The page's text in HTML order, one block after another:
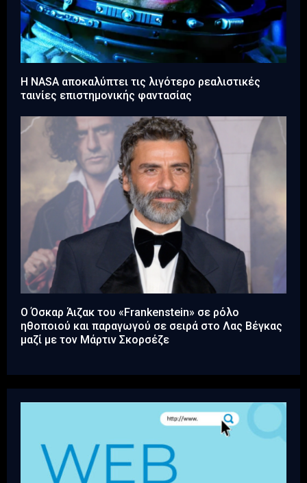
Η NASA αποκαλύπτει τις λιγότερο ρεαλιστικές
ταινίες επιστημονικής φαντασίας
Ο Όσκαρ Άιζακ του «Frankenstein» σε ρόλο
ηθοποιού και παραγωγού σε σειρά στο Λας Βέγκας
μαζί με τον Μάρτιν Σκορσέζε